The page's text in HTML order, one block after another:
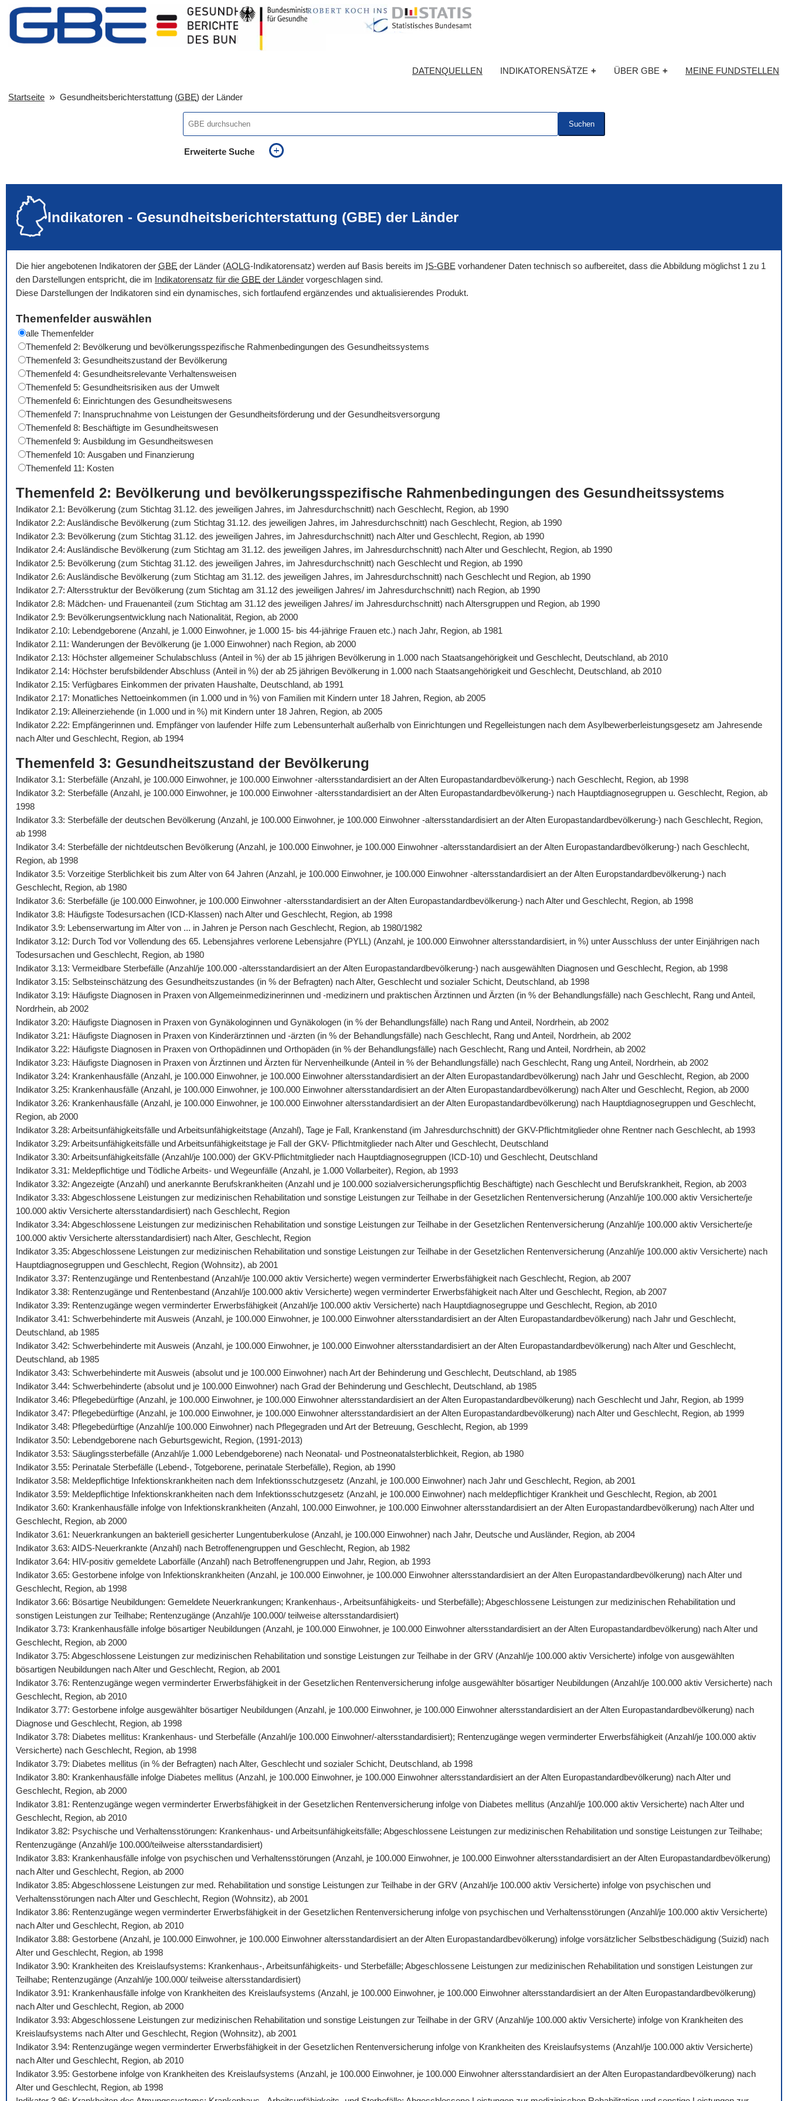
DATENQUELLEN INDIKATORENSÄTZE + ÜBER GBE + MEINE FUNDSTELLEN
Startseite Gesundheitsberichterstattung (GBE) der Länder
Suchen
Erweiterte Suche
Indikatoren - Gesundheitsberichterstattung (GBE) der Länder
Die hier angebotenen Indikatoren der GBE der Länder (AOLG-Indikatorensatz) werden auf Basis bereits im IS-GBE vorhandener Daten technisch so aufbereitet, dass die Abbildung möglichst 1 zu 1
den Darstellungen entspricht, die im Indikatorensatz für die GBE der Länder vorgeschlagen sind.
Diese Darstellungen der Indikatoren sind ein dynamisches, sich fortlaufend ergänzendes und aktualisierendes Produkt.
Themenfelder auswählen
alle Themenfelder
Themenfeld 2: Bevölkerung und bevölkerungsspezifische Rahmenbedingungen des Gesundheitssystems
Themenfeld 3: Gesundheitszustand der Bevölkerung
Themenfeld 4: Gesundheitsrelevante Verhaltensweisen
Themenfeld 5: Gesundheitsrisiken aus der Umwelt
Themenfeld 6: Einrichtungen des Gesundheitswesens
Themenfeld 7: Inanspruchnahme von Leistungen der Gesundheitsförderung und der Gesundheitsversorgung
Themenfeld 8: Beschäftigte im Gesundheitswesen
Themenfeld 9: Ausbildung im Gesundheitswesen
Themenfeld 10: Ausgaben und Finanzierung
Themenfeld 11: Kosten
Themenfeld 2: Bevölkerung und bevölkerungsspezifische Rahmenbedingungen des Gesundheitssystems
Indikator 2.1: Bevölkerung (zum Stichtag 31.12. des jeweiligen Jahres, im Jahresdurchschnitt) nach Geschlecht, Region, ab 1990
Indikator 2.2: Ausländische Bevölkerung (zum Stichtag 31.12. des jeweiligen Jahres, im Jahresdurchschnitt) nach Geschlecht, Region, ab 1990
Indikator 2.3: Bevölkerung (zum Stichtag 31.12. des jeweiligen Jahres, im Jahresdurchschnitt) nach Alter und Geschlecht, Region, ab 1990
Indikator 2.4: Ausländische Bevölkerung (zum Stichtag am 31.12. des jeweiligen Jahres, im Jahresdurchschnitt) nach Alter und Geschlecht, Region, ab 1990
Indikator 2.5: Bevölkerung (zum Stichtag 31.12. des jeweiligen Jahres, im Jahresdurchschnitt) nach Geschlecht und Region, ab 1990
Indikator 2.6: Ausländische Bevölkerung (zum Stichtag am 31.12. des jeweiligen Jahres, im Jahresdurchschnitt) nach Geschlecht und Region, ab 1990
Indikator 2.7: Altersstruktur der Bevölkerung (zum Stichtag am 31.12 des jeweiligen Jahres/ im Jahresdurchschnitt) nach Region, ab 1990
Indikator 2.8: Mädchen- und Frauenanteil (zum Stichtag am 31.12 des jeweiligen Jahres/ im Jahresdurchschnitt) nach Altersgruppen und Region, ab 1990
Indikator 2.9: Bevölkerungsentwicklung nach Nationalität, Region, ab 2000
Indikator 2.10: Lebendgeborene (Anzahl, je 1.000 Einwohner, je 1.000 15- bis 44-jährige Frauen etc.) nach Jahr, Region, ab 1981
Indikator 2.11: Wanderungen der Bevölkerung (je 1.000 Einwohner) nach Region, ab 2000
Indikator 2.13: Höchster allgemeiner Schulabschluss (Anteil in %) der ab 15 jährigen Bevölkerung in 1.000 nach Staatsangehörigkeit und Geschlecht, Deutschland, ab 2010
Indikator 2.14: Höchster berufsbildender Abschluss (Anteil in %) der ab 25 jährigen Bevölkerung in 1.000 nach Staatsangehörigkeit und Geschlecht, Deutschland, ab 2010
Indikator 2.15: Verfügbares Einkommen der privaten Haushalte, Deutschland, ab 1991
Indikator 2.17: Monatliches Nettoeinkommen (in 1.000 und in %) von Familien mit Kindern unter 18 Jahren, Region, ab 2005
Indikator 2.19: Alleinerziehende (in 1.000 und in %) mit Kindern unter 18 Jahren, Region, ab 2005
Indikator 2.22: Empfängerinnen und. Empfänger von laufender Hilfe zum Lebensunterhalt außerhalb von Einrichtungen und Regelleistungen nach dem Asylbewerberleistungsgesetz am Jahresende
nach Alter und Geschlecht, Region, ab 1994
Themenfeld 3: Gesundheitszustand der Bevölkerung
Indikator 3.1: Sterbefälle (Anzahl, je 100.000 Einwohner, je 100.000 Einwohner -altersstandardisiert an der Alten Europastandardbevölkerung-) nach Geschlecht, Region, ab 1998
Indikator 3.2: Sterbefälle (Anzahl, je 100.000 Einwohner, je 100.000 Einwohner -altersstandardisiert an der Alten Europastandardbevölkerung-) nach Hauptdiagnosegruppen u. Geschlecht, Region, ab
1998
Indikator 3.3: Sterbefälle der deutschen Bevölkerung (Anzahl, je 100.000 Einwohner, je 100.000 Einwohner -altersstandardisiert an der Alten Europastandardbevölkerung-) nach Geschlecht, Region,
ab 1998
Indikator 3.4: Sterbefälle der nichtdeutschen Bevölkerung (Anzahl, je 100.000 Einwohner, je 100.000 Einwohner -altersstandardisiert an der Alten Europastandardbevölkerung-) nach Geschlecht,
Region, ab 1998
Indikator 3.5: Vorzeitige Sterblichkeit bis zum Alter von 64 Jahren (Anzahl, je 100.000 Einwohner, je 100.000 Einwohner -altersstandardisiert an der Alten Europstandardbevölkerung-) nach
Geschlecht, Region, ab 1980
Indikator 3.6: Sterbefälle (je 100.000 Einwohner, je 100.000 Einwohner -altersstandardisiert an der Alten Europastandardbevölkerung-) nach Alter und Geschlecht, Region, ab 1998
Indikator 3.8: Häufigste Todesursachen (ICD-Klassen) nach Alter und Geschlecht, Region, ab 1998
Indikator 3.9: Lebenserwartung im Alter von ... in Jahren je Person nach Geschlecht, Region, ab 1980/1982
Indikator 3.12: Durch Tod vor Vollendung des 65. Lebensjahres verlorene Lebensjahre (PYLL) (Anzahl, je 100.000 Einwohner altersstandardisiert, in %) unter Ausschluss der unter Einjährigen nach
Todesursachen und Geschlecht, Region, ab 1980
Indikator 3.13: Vermeidbare Sterbefälle (Anzahl/je 100.000 -altersstandardisiert an der Alten Europastandardbevölkerung-) nach ausgewählten Diagnosen und Geschlecht, Region, ab 1998
Indikator 3.15: Selbsteinschätzung des Gesundheitszustandes (in % der Befragten) nach Alter, Geschlecht und sozialer Schicht, Deutschland, ab 1998
Indikator 3.19: Häufigste Diagnosen in Praxen von Allgemeinmedizinerinnen und -medizinern und praktischen Ärztinnen und Ärzten (in % der Behandlungsfälle) nach Geschlecht, Rang und Anteil,
Nordrhein, ab 2002
Indikator 3.20: Häufigste Diagnosen in Praxen von Gynäkologinnen und Gynäkologen (in % der Behandlungsfälle) nach Rang und Anteil, Nordrhein, ab 2002
Indikator 3.21: Häufigste Diagnosen in Praxen von Kinderärztinnen und -ärzten (in % der Behandlungsfälle) nach Geschlecht, Rang und Anteil, Nordrhein, ab 2002
Indikator 3.22: Häufigste Diagnosen in Praxen von Orthopädinnen und Orthopäden (in % der Behandlungsfälle) nach Geschlecht, Rang und Anteil, Nordrhein, ab 2002
Indikator 3.23: Häufigste Diagnosen in Praxen von Ärztinnen und Ärzten für Nervenheilkunde (Anteil in % der Behandlungsfälle) nach Geschlecht, Rang ung Anteil, Nordrhein, ab 2002
Indikator 3.24: Krankenhausfälle (Anzahl, je 100.000 Einwohner, je 100.000 Einwohner altersstandardisiert an der Alten Europastandardbevölkerung) nach Jahr und Geschlecht, Region, ab 2000
Indikator 3.25: Krankenhausfälle (Anzahl, je 100.000 Einwohner, je 100.000 Einwohner altersstandardisiert an der Alten Europastandardbevölkerung) nach Alter und Geschlecht, Region, ab 2000
Indikator 3.26: Krankenhausfälle (Anzahl, je 100.000 Einwohner, je 100.000 Einwohner altersstandardisiert an der Alten Europastandardbevölkerung) nach Hauptdiagnosegruppen und Geschlecht,
Region, ab 2000
Indikator 3.28: Arbeitsunfähigkeitsfälle und Arbeitsunfähigkeitstage (Anzahl), Tage je Fall, Krankenstand (im Jahresdurchschnitt) der GKV-Pflichtmitglieder ohne Rentner nach Geschlecht, ab 1993
Indikator 3.29: Arbeitsunfähigkeitsfälle und Arbeitsunfähigkeitstage je Fall der GKV- Pflichtmitglieder nach Alter und Geschlecht, Deutschland
Indikator 3.30: Arbeitsunfähigkeitsfälle (Anzahl/je 100.000) der GKV-Pflichtmitglieder nach Hauptdiagnosegruppen (ICD-10) und Geschlecht, Deutschland
Indikator 3.31: Meldepflichtige und Tödliche Arbeits- und Wegeunfälle (Anzahl, je 1.000 Vollarbeiter), Region, ab 1993
Indikator 3.32: Angezeigte (Anzahl) und anerkannte Berufskrankheiten (Anzahl und je 100.000 sozialversicherungspflichtig Beschäftigte) nach Geschlecht und Berufskrankheit, Region, ab 2003
Indikator 3.33: Abgeschlossene Leistungen zur medizinischen Rehabilitation und sonstige Leistungen zur Teilhabe in der Gesetzlichen Rentenversicherung (Anzahl/je 100.000 aktiv Versicherte/je
100.000 aktiv Versicherte altersstandardisiert) nach Geschlecht, Region
Indikator 3.34: Abgeschlossene Leistungen zur medizinischen Rehabilitation und sonstige Leistungen zur Teilhabe in der Gesetzlichen Rentenversicherung (Anzahl/je 100.000 aktiv Versicherte/je
100.000 aktiv Versicherte altersstandardisiert) nach Alter, Geschlecht, Region
Indikator 3.35: Abgeschlossene Leistungen zur medizinischen Rehabilitation und sonstige Leistungen zur Teilhabe in der Gesetzlichen Rentenversicherung (Anzahl/je 100.000 aktiv Versicherte) nach
Hauptdiagnosegruppen und Geschlecht, Region (Wohnsitz), ab 2001
Indikator 3.37: Rentenzugänge und Rentenbestand (Anzahl/je 100.000 aktiv Versicherte) wegen verminderter Erwerbsfähigkeit nach Geschlecht, Region, ab 2007
Indikator 3.38: Rentenzugänge und Rentenbestand (Anzahl/je 100.000 aktiv Versicherte) wegen verminderter Erwerbsfähigkeit nach Alter und Geschlecht, Region, ab 2007
Indikator 3.39: Rentenzugänge wegen verminderter Erwerbsfähigkeit (Anzahl/je 100.000 aktiv Versicherte) nach Hauptdiagnosegruppe und Geschlecht, Region, ab 2010
Indikator 3.41: Schwerbehinderte mit Ausweis (Anzahl, je 100.000 Einwohner, je 100.000 Einwohner altersstandardisiert an der Alten Europastandardbevölkerung) nach Jahr und Geschlecht,
Deutschland, ab 1985
Indikator 3.42: Schwerbehinderte mit Ausweis (Anzahl, je 100.000 Einwohner, je 100.000 Einwohner altersstandardisiert an der Alten Europastandardbevölkerung) nach Alter und Geschlecht,
Deutschland, ab 1985
Indikator 3.43: Schwerbehinderte mit Ausweis (absolut und je 100.000 Einwohner) nach Art der Behinderung und Geschlecht, Deutschland, ab 1985
Indikator 3.44: Schwerbehinderte (absolut und je 100.000 Einwohner) nach Grad der Behinderung und Geschlecht, Deutschland, ab 1985
Indikator 3.46: Pflegebedürftige (Anzahl, je 100.000 Einwohner, je 100.000 Einwohner altersstandardisiert an der Alten Europastandardbevölkerung) nach Geschlecht und Jahr, Region, ab 1999
Indikator 3.47: Pflegebedürftige (Anzahl, je 100.000 Einwohner, je 100.000 Einwohner altersstandardisiert an der Alten Europastandardbevölkerung) nach Alter und Geschlecht, Region, ab 1999
Indikator 3.48: Pflegebedürftige (Anzahl/je 100.000 Einwohner) nach Pflegegraden und Art der Betreuung, Geschlecht, Region, ab 1999
Indikator 3.50: Lebendgeborene nach Geburtsgewicht, Region, (1991-2013)
Indikator 3.53: Säuglingssterbefälle (Anzahl/je 1.000 Lebendgeborene) nach Neonatal- und Postneonatalsterblichkeit, Region, ab 1980
Indikator 3.55: Perinatale Sterbefälle (Lebend-, Totgeborene, perinatale Sterbefälle), Region, ab 1990
Indikator 3.58: Meldepflichtige Infektionskrankheiten nach dem Infektionsschutzgesetz (Anzahl, je 100.000 Einwohner) nach Jahr und Geschlecht, Region, ab 2001
Indikator 3.59: Meldepflichtige Infektionskrankheiten nach dem Infektionsschutzgesetz (Anzahl, je 100.000 Einwohner) nach meldepflichtiger Krankheit und Geschlecht, Region, ab 2001
Indikator 3.60: Krankenhausfälle infolge von Infektionskrankheiten (Anzahl, 100.000 Einwohner, je 100.000 Einwohner altersstandardisiert an der Alten Europastandardbevölkerung) nach Alter und
Geschlecht, Region, ab 2000
Indikator 3.61: Neuerkrankungen an bakteriell gesicherter Lungentuberkulose (Anzahl, je 100.000 Einwohner) nach Jahr, Deutsche und Ausländer, Region, ab 2004
Indikator 3.63: AIDS-Neuerkrankte (Anzahl) nach Betroffenengruppen und Geschlecht, Region, ab 1982
Indikator 3.64: HIV-positiv gemeldete Laborfälle (Anzahl) nach Betroffenengruppen und Jahr, Region, ab 1993
Indikator 3.65: Gestorbene infolge von Infektionskrankheiten (Anzahl, je 100.000 Einwohner, je 100.000 Einwohner altersstandardisiert an der Alten Europastandardbevölkerung) nach Alter und
Geschlecht, Region, ab 1998
Indikator 3.66: Bösartige Neubildungen: Gemeldete Neuerkrankungen; Krankenhaus-, Arbeitsunfähigkeits- und Sterbefälle); Abgeschlossene Leistungen zur medizinischen Rehabilitation und
sonstigen Leistungen zur Teilhabe; Rentenzugänge (Anzahl/je 100.000/ teilweise altersstandardisiert)
Indikator 3.73: Krankenhausfälle infolge bösartiger Neubildungen (Anzahl, je 100.000 Einwohner, je 100.000 Einwohner altersstandardisiert an der Alten Europastandardbevölkerung) nach Alter und
Geschlecht, Region, ab 2000
Indikator 3.75: Abgeschlossene Leistungen zur medizinischen Rehabilitation und sonstige Leistungen zur Teilhabe in der GRV (Anzahl/je 100.000 aktiv Versicherte) infolge von ausgewählten
bösartigen Neubildungen nach Alter und Geschlecht, Region, ab 2001
Indikator 3.76: Rentenzugänge wegen verminderter Erwerbsfähigkeit in der Gesetzlichen Rentenversicherung infolge ausgewählter bösartiger Neubildungen (Anzahl/je 100.000 aktiv Versicherte) nach
Geschlecht, Region, ab 2010
Indikator 3.77: Gestorbene infolge ausgewählter bösartiger Neubildungen (Anzahl, je 100.000 Einwohner, je 100.000 Einwohner altersstandardisiert an der Alten Europastandardbevölkerung) nach
Diagnose und Geschlecht, Region, ab 1998
Indikator 3.78: Diabetes mellitus: Krankenhaus- und Sterbefälle (Anzahl/je 100.000 Einwohner/-altersstandardisiert); Rentenzugänge wegen verminderter Erwerbsfähigkeit (Anzahl/je 100.000 aktiv
Versicherte) nach Geschlecht, Region, ab 1998
Indikator 3.79: Diabetes mellitus (in % der Befragten) nach Alter, Geschlecht und sozialer Schicht, Deutschland, ab 1998
Indikator 3.80: Krankenhausfälle infolge Diabetes mellitus (Anzahl, je 100.000 Einwohner, je 100.000 Einwohner altersstandardisiert an der Alten Europastandardbevölkerung) nach Alter und
Geschlecht, Region, ab 2000
Indikator 3.81: Rentenzugänge wegen verminderter Erwerbsfähigkeit in der Gesetzlichen Rentenversicherung infolge von Diabetes mellitus (Anzahl/je 100.000 aktiv Versicherte) nach Alter und
Geschlecht, Region, ab 2010
Indikator 3.82: Psychische und Verhaltensstörungen: Krankenhaus- und Arbeitsunfähigkeitsfälle; Abgeschlossene Leistungen zur medizinischen Rehabilitation und sonstige Leistungen zur Teilhabe;
Rentenzugänge (Anzahl/je 100.000/teilweise altersstandardisiert)
Indikator 3.83: Krankenhausfälle infolge von psychischen und Verhaltensstörungen (Anzahl, je 100.000 Einwohner, je 100.000 Einwohner altersstandardisiert an der Alten Europastandardbevölkerung)
nach Alter und Geschlecht, Region, ab 2000
Indikator 3.85: Abgeschlossene Leistungen zur med. Rehabilitation und sonstige Leistungen zur Teilhabe in der GRV (Anzahl/je 100.000 aktiv Versicherte) infolge von psychischen und
Verhaltensstörungen nach Alter und Geschlecht, Region (Wohnsitz), ab 2001
Indikator 3.86: Rentenzugänge wegen verminderter Erwerbsfähigkeit in der Gesetzlichen Rentenversicherung infolge von psychischen und Verhaltensstörungen (Anzahl/je 100.000 aktiv Versicherte)
nach Alter und Geschlecht, Region, ab 2010
Indikator 3.88: Gestorbene (Anzahl, je 100.000 Einwohner, je 100.000 Einwohner altersstandardisiert an der Alten Europastandardbevölkerung) infolge vorsätzlicher Selbstbeschädigung (Suizid) nach
Alter und Geschlecht, Region, ab 1998
Indikator 3.90: Krankheiten des Kreislaufsystems: Krankenhaus-, Arbeitsunfähigkeits- und Sterbefälle; Abgeschlossene Leistungen zur medizinischen Rehabilitation und sonstigen Leistungen zur
Teilhabe; Rentenzugänge (Anzahl/je 100.000/ teilweise altersstandardisiert)
Indikator 3.91: Krankenhausfälle infolge von Krankheiten des Kreislaufsystems (Anzahl, je 100.000 Einwohner, je 100.000 Einwohner altersstandardisiert an der Alten Europastandardbevölkerung)
nach Alter und Geschlecht, Region, ab 2000
Indikator 3.93: Abgeschlossene Leistungen zur medizinischen Rehabilitation und sonstige Leistungen zur Teilhabe in der GRV (Anzahl/je 100.000 aktiv Versicherte) infolge von Krankheiten des
Kreislaufsystems nach Alter und Geschlecht, Region (Wohnsitz), ab 2001
Indikator 3.94: Rentenzugänge wegen verminderter Erwerbsfähigkeit in der Gesetzlichen Rentenversicherung infolge von Krankheiten des Kreislaufsystems (Anzahl/je 100.000 aktiv Versicherte)
nach Alter und Geschlecht, Region, ab 2010
Indikator 3.95: Gestorbene infolge von Krankheiten des Kreislaufsystems (Anzahl, je 100.000 Einwohner, je 100.000 Einwohner altersstandardisiert an der Alten Europastandardbevölkerung) nach
Alter und Geschlecht, Region, ab 1998